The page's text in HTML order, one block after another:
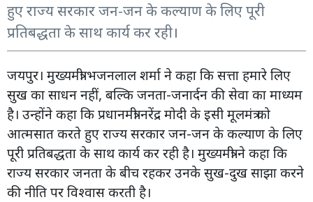
हुए राज्य सरकार जन-जन के कल्याण के लिए पूरी
प्रतिबद्धता के साथ कार्य कर रही।
जयपुर। मुख्यमंत्री भजनलाल शर्मा ने कहा कि सत्ता हमारे लिए
सुख का साधन नहीं, बल्कि जनता-जनार्दन की सेवा का माध्यम
है। उन्होंने कहा कि प्रधानमंत्री नरेंद्र मोदी के इसी मूलमंत्र को
आत्मसात करते हुए राज्य सरकार जन-जन के कल्याण के लिए
पूरी प्रतिबद्धता के साथ कार्य कर रही है। मुख्यमंत्री ने कहा कि
राज्य सरकार जनता के बीच रहकर उनके सुख-दुख साझा करने
की नीति पर विश्वास करती है।